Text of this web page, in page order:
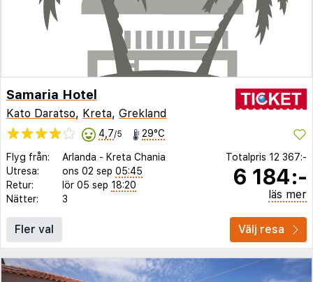
Samaria Hotel
Kato Daratso, Kreta, Grekland
4,7/5 29°C
Flyg från: Arlanda - Kreta Chania
Utresa:
ons 02 sep 05:45
Retur:
lör 05 sep 18:20
Nätter:
3
Totalpris 12 367:-
6 184:-
läs mer
Fler val Välj resa